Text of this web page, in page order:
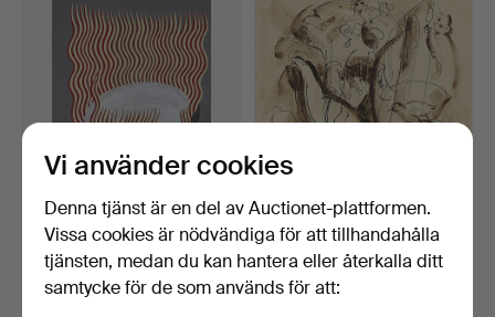
CARME SANGLAS (BORN
IN 1953). Utan titel.
Klubbades 19 jul 2019
ALBERT GLEIZES (1881-
1953). Utan titel.
Vi använder cookies
Denna tjänst är en del av Auctionet-plattformen.
Vissa cookies är nödvändiga för att tillhandahålla
tjänsten, medan du kan hantera eller återkalla ditt
samtycke för de som används för att: